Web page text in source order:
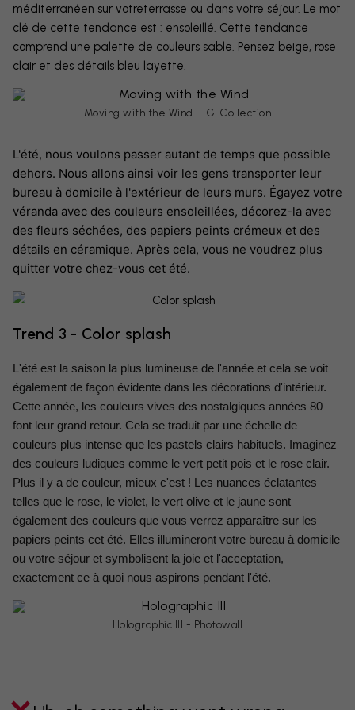
méditerranéen sur votreterrasse ou dans votre séjour. Le mot
clé de cette tendance est : ensoleillé. Cette tendance
comprend une palette de couleurs sable. Pensez beige, rose
clair et des détails bleu layette.
Moving with the Wind - GI Collection
L'été, nous voulons passer autant de temps que possible
dehors. Nous allons ainsi voir les gens transporter leur
bureau à domicile à l'extérieur de leurs murs. Égayez votre
véranda avec des couleurs ensoleillées, décorez-la avec
des fleurs séchées, des papiers peints crémeux et des
détails en céramique. Après cela, vous ne voudrez plus
quitter votre chez-vous cet été.
Trend 3 - Color splash
L'été est la saison la plus lumineuse de l'année et cela se voit
également de façon évidente dans les décorations d'intérieur.
Cette année, les couleurs vives des nostalgiques années 80
font leur grand retour. Cela se traduit par une échelle de
couleurs plus intense que les pastels clairs habituels. Imaginez
des couleurs ludiques comme le vert petit pois et le rose clair.
Plus il y a de couleur, mieux c'est ! Les nuances éclatantes
telles que le rose, le violet, le vert olive et le jaune sont
également des couleurs que vous verrez apparaître sur les
papiers peints cet été. Elles illumineront votre bureau à domicile
ou votre séjour et symbolisent la joie et l'acceptation,
exactement ce à quoi nous aspirons pendant l'été.
Holographic III - Photowall